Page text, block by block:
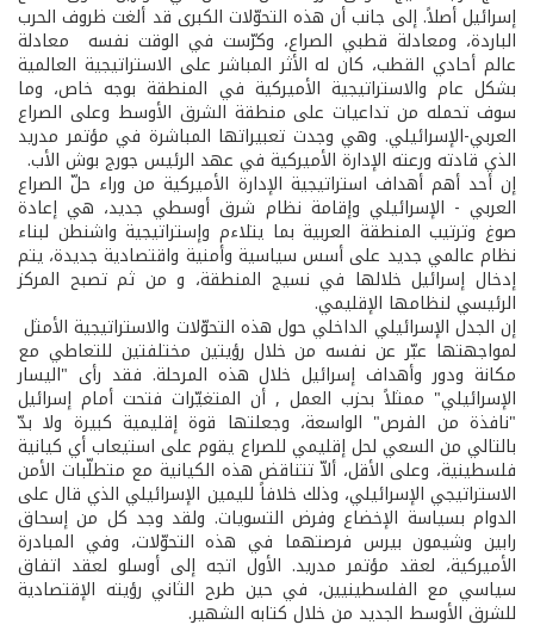
إسرائيل أصلاً. إلى جانب أن هذه التحوّلات الكبرى قد ألغت ظروف الحرب
الباردة، ومعادلة قطبي الصراع، وكرّست في الوقت نفسه معادلة
عالم أحادي القطب، كان له الأثر المباشر على الاستراتيجية العالمية
بشكل عام والاستراتيجية الأميركية في المنطقة بوجه خاص، وما
سوف تحمله من تداعيات على منطقة الشرق الأوسط وعلى الصراع
العربي-الإسرائيلي. وهي وجدت تعبيراتها المباشرة في مؤتمر مدريد
الذي قادته ورعته الإدارة الأميركية في عهد الرئيس جورج بوش الأب.
إن أحد أهم أهداف استراتيجية الإدارة الأميركية من وراء حلّ الصراع
العربي - الإسرائيلي وإقامة نظام شرق أوسطي جديد، هي إعادة
صوغ وترتيب المنطقة العربية بما يتلاءم وإستراتيجية واشنطن لبناء
نظام عالمي جديد على أسس سياسية وأمنية واقتصادية جديدة، يتم
إدخال إسرائيل خلالها في نسيج المنطقة، و من ثم تصبح المركز
الرئيسي لنظامها الإقليمي.
إن الجدل الإسرائيلي الداخلي حول هذه التحوّلات والاستراتيجية الأمثل
لمواجهتها عبّر عن نفسه من خلال رؤيتين مختلفتين للتعاطي مع
مكانة ودور وأهداف إسرائيل خلال هذه المرحلة. فقد رأى "اليسار
الإسرائيلي" ممثلاً بحزب العمل , أن المتغيّرات فتحت أمام إسرائيل
"نافذة من الفرص" الواسعة، وجعلتها قوة إقليمية كبيرة ولا بدّ
بالتالي من السعي لحل إقليمي للصراع يقوم على استيعاب أي كيانية
فلسطينية، وعلى الأقل، ألاّ تتناقض هذه الكيانية مع متطلّبات الأمن
الاستراتيجي الإسرائيلي، وذلك خلافاً لليمين الإسرائيلي الذي قال على
الدوام بسياسة الإخضاع وفرض التسويات. ولقد وجد كل من إسحاق
رابين وشيمون بيرس فرصتهما في هذه التحوّلات، وفي المبادرة
الأميركية، لعقد مؤتمر مدريد. الأول اتجه إلى أوسلو لعقد اتفاق
سياسي مع الفلسطينيين، في حين طرح الثاني رؤيته الإقتصادية
للشرق الأوسط الجديد من خلال كتابه الشهير.